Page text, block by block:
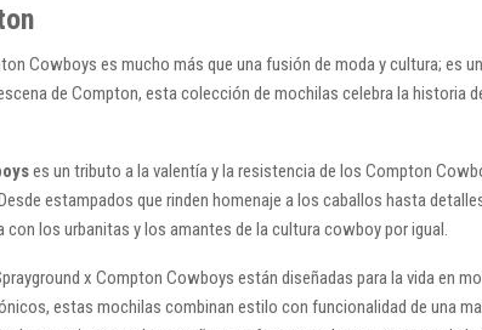
Cowboys es mucho más que una fusión de moda y cultura; es
de Compton, esta colección de mochilas celebra la historia
es un tributo a la valentía y la resistencia de los Compton
estampados que rinden homenaje a los caballos hasta
los urbanitas y los amantes de la cultura cowboy por igual.
x Compton Cowboys están diseñadas para la vida en
estas mochilas combinan estilo con funcionalidad de una